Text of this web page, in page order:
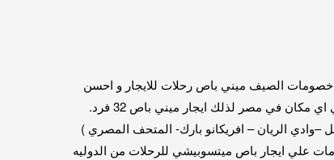
01115675586 ايجار باص ميتسوبيشى 32 راكب 01115675586 . اجر ميني باص 28 فرد بعروض و خصومات الصيف ميني باص رحلات للايجار و احسن
الاسعار في السوق المصري . افضل اسعار في مصر ايجار ميني باص ميتسوبيشي للسفر و الرحلات الجماعيه . داخل وخارج القاهره من والي اي مكان في مصر لذلك ايجار ميني باص 32 فرد.
الريان – افريكانو بارك- المتحف المصري )
علي ايجار باص ميتسوبيشي للرحلات من الدوليه